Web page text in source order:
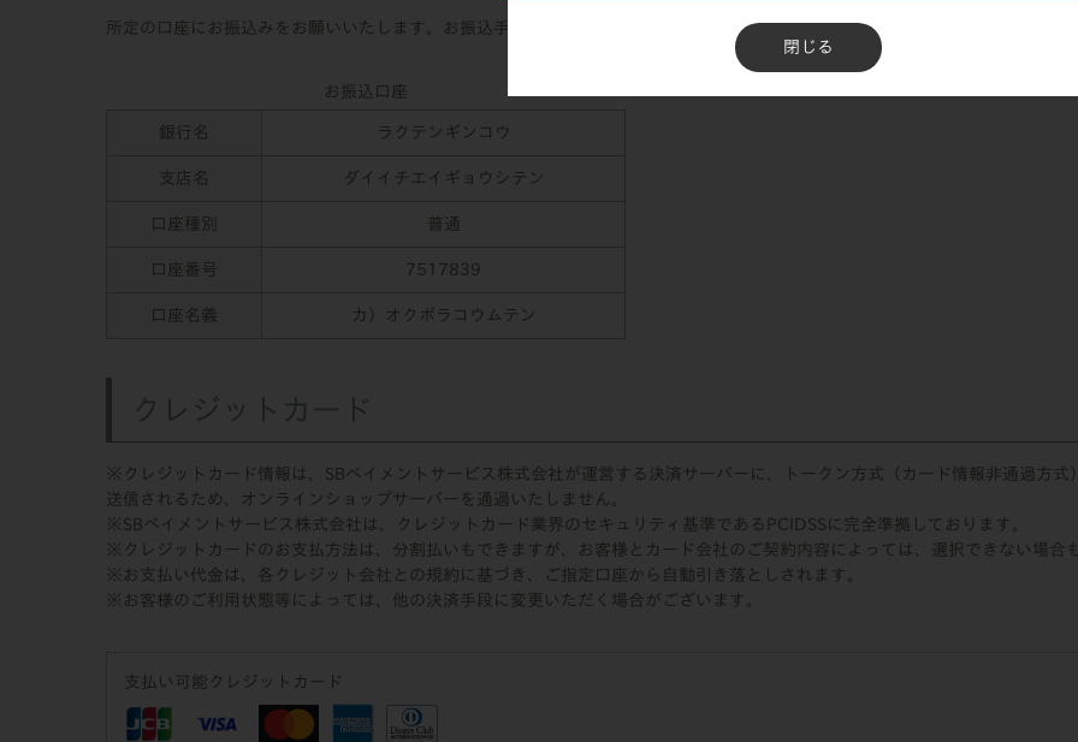
閉じる
所定の口座にお振込みをお願いいたします。お振込手数料は、お客様にてご負担ください。
お振込口座
銀行名 ラクテンギンコウ
支店名 ダイイチエイギョウシテン
口座種別 普通
口座番号 7517839
口座名義 カ）オクボラコウムテン
クレジットカード
※クレジットカード情報は、SBペイメントサービス株式会社が運営する決済サーバーに、トークン方式（カード情報非通過方式
送信されるため、オンラインショップサーバーを通過いたしません。
※SBペイメントサービス株式会社は、クレジットカード業界のセキュリティ基準であるPCIDSSに完全準拠しております。
※クレジットカードのお支払方法は、分割払いもできますが、お客様とカード会社のご契約内容によっては、選択できない場合
※お支払い代金は、各クレジット会社との規約に基づき、ご指定口座から自動引き落としされます。
※お客様のご利用状態等によっては、他の決済手段に変更いただく場合がございます。
支払い可能クレジットカード